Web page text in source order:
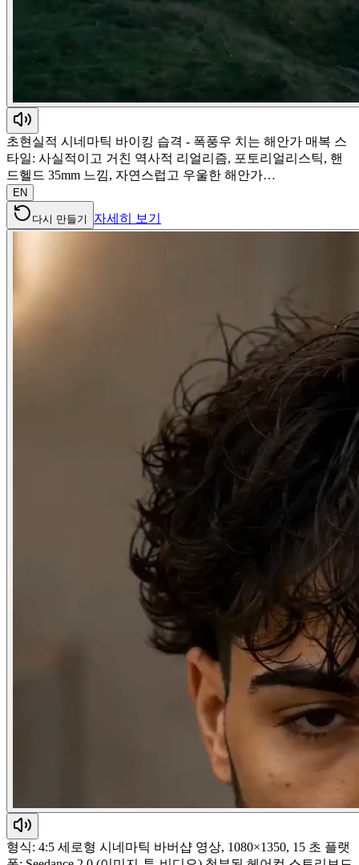
초현실적 시네마틱 바이킹 습격 - 폭풍우 치는 해안가 매복 스
타일: 사실적이고 거친 역사적 리얼리즘, 포토리얼리스틱, 핸
드헬드 35mm 느낌, 자연스럽고 우울한 해안가…
EN
다시 만들기 자세히 보기
형식: 4:5 세로형 시네마틱 바버샵 영상, 1080×1350, 15 초 플랫